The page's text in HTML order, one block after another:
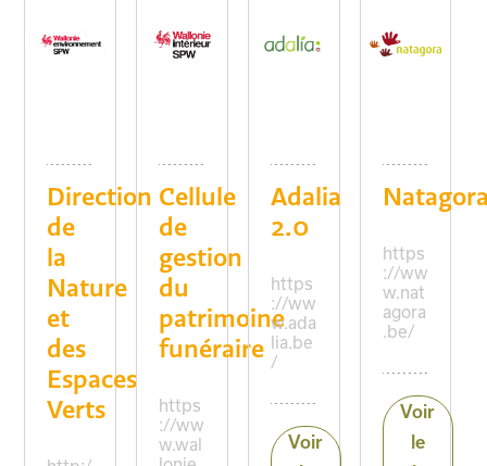
Direction
de
la
Nature
et
des
Espaces
Verts
Cellule
de
gestion
du
patrimoine
funéraire
https
://ww
w.wal
Adalia
2.0
https
://ww
w.ada
lia.be
/
Voir
https
://ww
w.nat
agora
.be/
Voir
le